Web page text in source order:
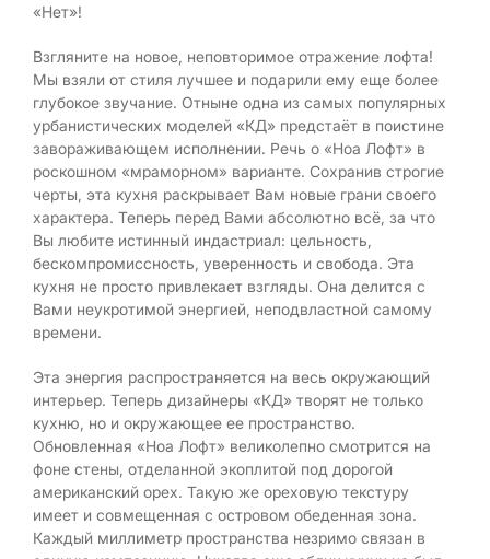
«Нет»!
Взгляните на новое, неповторимое отражение лофта!
Мы взяли от стиля лучшее и подарили ему еще более
глубокое звучание. Отныне одна из самых популярных
урбанистических моделей «КД» предстаёт в поистине
завораживающем исполнении. Речь о «Ноа Лофт» в
роскошном «мраморном» варианте. Сохранив строгие
черты, эта кухня раскрывает Вам новые грани своего
характера. Теперь перед Вами абсолютно всё, за что
Вы любите истинный индастриал: цельность,
бескомпромиссность, уверенность и свобода. Эта
кухня не просто привлекает взгляды. Она делится с
Вами неукротимой энергией, неподвластной самому
времени.
Эта энергия распространяется на весь окружающий
интерьер. Теперь дизайнеры «КД» творят не только
кухню, но и окружающее ее пространство.
Обновленная «Ноа Лофт» великолепно смотрится на
фоне стены, отделанной экоплитой под дорогой
американский орех. Такую же ореховую текстуру
имеет и совмещенная с островом обеденная зона.
Каждый миллиметр пространства незримо связан в